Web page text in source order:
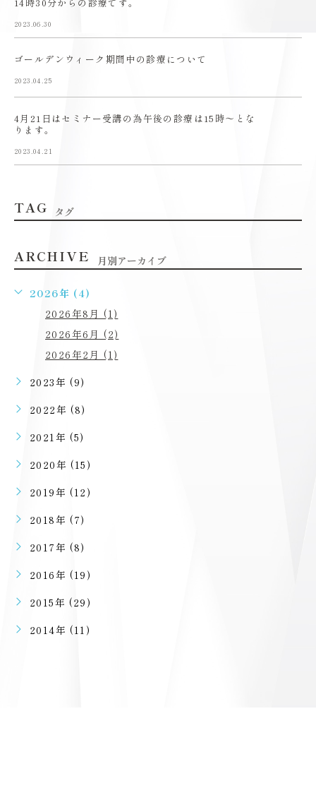
2023.06.30
ゴールデンウィーク期間中の診療について
2023.04.25
4月21日はセミナー受講の為午後の診療は15時〜とな
ります。
2023.04.21
TAG タグ
ARCHIVE 月別アーカイブ
2026年 (4)
2026年8月 (1)
2026年6月 (2)
2026年2月 (1)
2023年 (9)
2022年 (8)
2021年 (5)
2020年 (15)
2019年 (12)
2018年 (7)
2017年 (8)
2016年 (19)
2015年 (29)
2014年 (11)